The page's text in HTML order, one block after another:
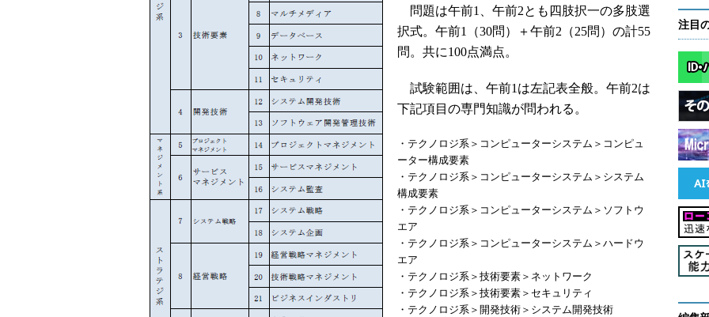
問題は午前1、午前2とも四肢択一の多肢選
択式。午前1（30問）＋午前2（25問）の計55
問。共に100点満点。
試験範囲は、午前1は左記表全般。午前2は
下記項目の専門知識が問われる。
・テクノロジ系＞コンピューターシステム＞コンピュ
ーター構成要素
・テクノロジ系＞コンピューターシステム＞システム
構成要素
・テクノロジ系＞コンピューターシステム＞ソフトウ
エア
・テクノロジ系＞コンピューターシステム＞ハードウ
エア
・テクノロジ系＞技術要素＞ネットワーク
・テクノロジ系＞技術要素＞セキュリティ
・テクノロジ系＞開発技術＞システム開発技術
注目